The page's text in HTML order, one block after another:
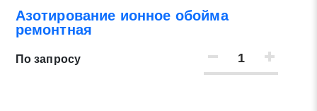
Азотирование ионное обойма
ремонтная
По запросу
Нажимая на кнопку «Отправить заявку» Вы даете
согласие на обработку своих персональных данных в
соответствии со статьей 9 Федерального закона от 27
июля 2006 г. N 152-ФЗ «О персональных данных», а